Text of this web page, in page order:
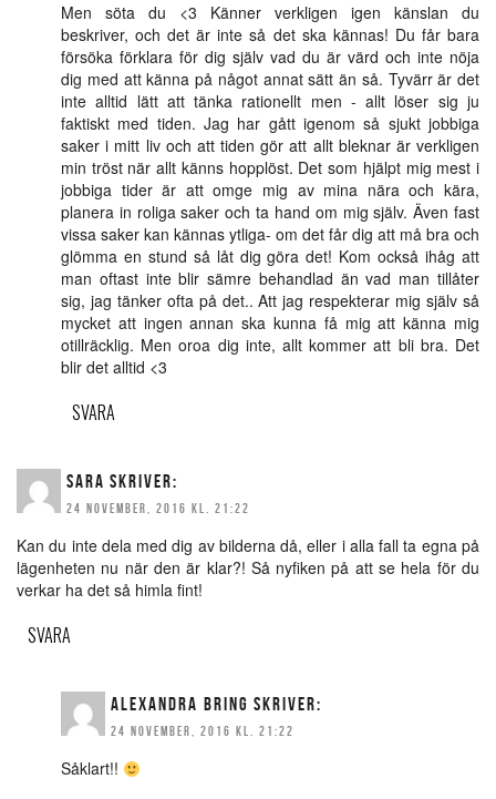
Men söta du <3 Känner verkligen igen känslan du
beskriver, och det är inte så det ska kännas! Du får bara
försöka förklara för dig själv vad du är värd och inte nöja
dig med att känna på något annat sätt än så. Tyvärr är det
inte alltid lätt att tänka rationellt men - allt löser sig ju
faktiskt med tiden. Jag har gått igenom så sjukt jobbiga
saker i mitt liv och att tiden gör att allt bleknar är verkligen
min tröst när allt känns hopplöst. Det som hjälpt mig mest i
jobbiga tider är att omge mig av mina nära och kära,
planera in roliga saker och ta hand om mig själv. Även fast
vissa saker kan kännas ytliga- om det får dig att må bra och
glömma en stund så låt dig göra det! Kom också ihåg att
man oftast inte blir sämre behandlad än vad man tillåter
sig, jag tänker ofta på det.. Att jag respekterar mig själv så
mycket att ingen annan ska kunna få mig att känna mig
otillräcklig. Men oroa dig inte, allt kommer att bli bra. Det
blir det alltid <3
SVARA
SARA SKRIVER:
24 NOVEMBER, 2016 KL. 21:22
Kan du inte dela med dig av bilderna då, eller i alla fall ta egna på
lägenheten nu när den är klar?! Så nyfiken på att se hela för du
verkar ha det så himla fint!
SVARA
ALEXANDRA BRING SKRIVER:
24 NOVEMBER, 2016 KL. 21:22
Såklart!!